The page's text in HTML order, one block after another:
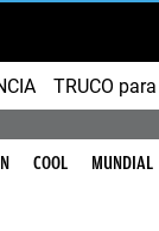
TRUCO
COOL MUNDIAL